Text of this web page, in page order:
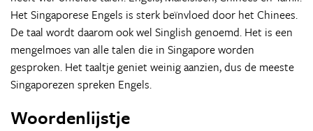
Het Singaporese Engels is sterk beïnvloed door het Chinees.
De taal wordt daarom ook wel Singlish genoemd. Het is een
mengelmoes van alle talen die in Singapore worden
gesproken. Het taaltje geniet weinig aanzien, dus de meeste
Singaporezen spreken Engels.
Woordenlijstje